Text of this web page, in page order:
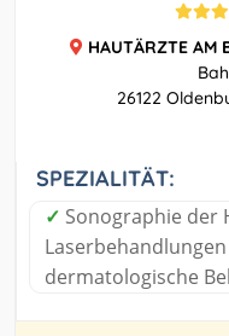
HAUTÄRZTE AM
26122
SPEZIALITÄT:
✓ Sonographie der
Laserbehandlungen
dermatologische